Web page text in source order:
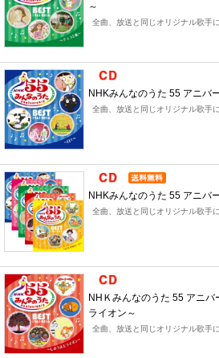
～
全曲、放送と同じオリジナル歌手
NHKみんなのうた 55 アニバ
全曲、放送と同じオリジナル歌手
NHKみんなのうた 55 アニバ
全曲、放送と同じオリジナル歌手
NHＫみんなのうた 55 アニ
ライオン～
全曲、放送と同じオリジナル歌手